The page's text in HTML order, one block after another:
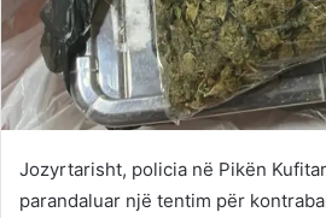
Jozyrtarisht, policia në Pikën
parandaluar një tentim për